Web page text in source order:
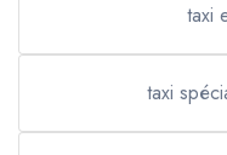
taxi
taxi